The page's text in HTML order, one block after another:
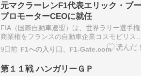
元マクラーレンF1代表エリック・ブ
プロモーターCEOに就任
FIA（国際自動車連盟）は、世界ラリー選手
商業権をフランスの自動車企業コスモビリス
（Cosmobilis）と投資会社パーク・スクエア
（Park Square Capital）が取得したと発表し
い、元ロータスF1およびマクラーレンF1の
9日前 F1への入り口、F1-Gate.com
第１１戦 ハンガリーＧＰ